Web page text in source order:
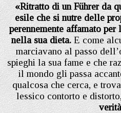
«Ritratto di un Führer da
esile che si nutre delle
perennemente affamato per
nella sua dieta.E come
marciavano al passo
spieghi la sua fame e che
il mondo gli passa
qualcosa che cerca, e
lessico contorto e distorto,